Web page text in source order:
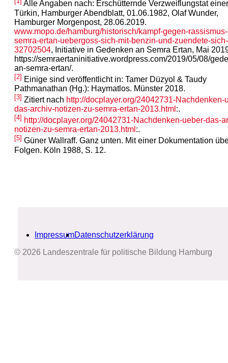
Alle Angaben nach: Erschütternde Verzweiflungstat einer
Türkin, Hamburger Abendblatt, 01.06.1982, Olaf Wunder,
Hamburger Morgenpost, 28.06.2019.
www.mopo.de/hamburg/historisch/kampf-gegen-rassismus-
semra-ertan-uebergoss-sich-mit-benzin-und-zuendete-
32702504, Initiative in Gedenken an Semra Ertan, Mai
https://semraertaninitiative.wordpress.com/2019/05/08/
an-semra-ertan/.
[2] Einige sind veröffentlicht in: Tamer Düzyol & Taudy
Pathmanathan (Hg.): Haymatlos. Münster 2018.
[3] Zitiert nach http://docplayer.org/24042731-Nachdenken-
das-archiv-notizen-zu-semra-ertan-2013.html :.
[4] http://docplayer.org/24042731-Nachdenken-ueber-das-
notizen-zu-semra-ertan-2013.html :.
[5] Güner Wallraff. Ganz unten. Mit einer Dokumentation
Folgen. Köln 1988, S. 12.
ImpressumDatenschutzerklärung
© 2026 Landeszentrale für politische Bildung Hamburg